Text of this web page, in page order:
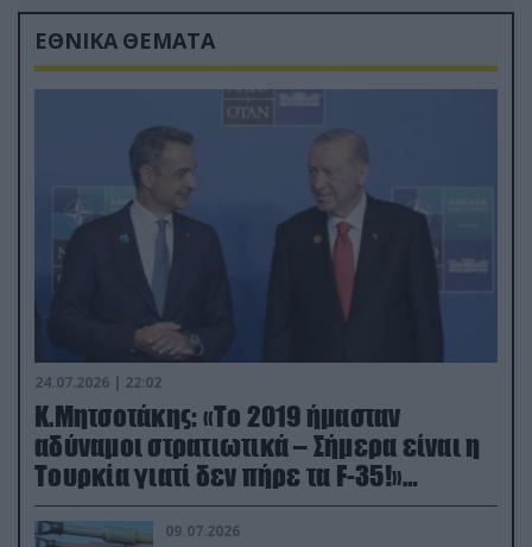
ΕΘΝΙΚΑ ΘΕΜΑΤΑ
24.07.2026 | 22:02
Κ.Μητσοτάκης: «Το 2019 ήμασταν
αδύναμοι στρατιωτικά – Σήμερα είναι η
Τουρκία γιατί δεν πήρε τα F-35!»
(βίντεο)
09.07.2026